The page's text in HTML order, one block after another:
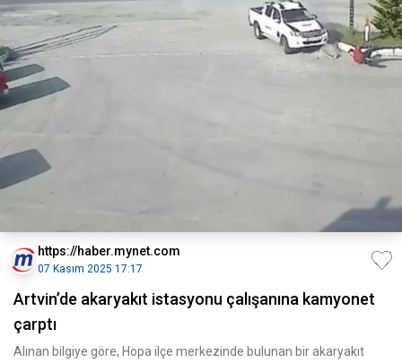
https://haber.mynet.com
07 Kasım 2025 17:17
Artvin’de akaryakıt istasyonu çalışanına kamyonet
çarptı
Alınan bilgiye göre, Hopa ilçe merkezinde bulunan bir akaryakıt